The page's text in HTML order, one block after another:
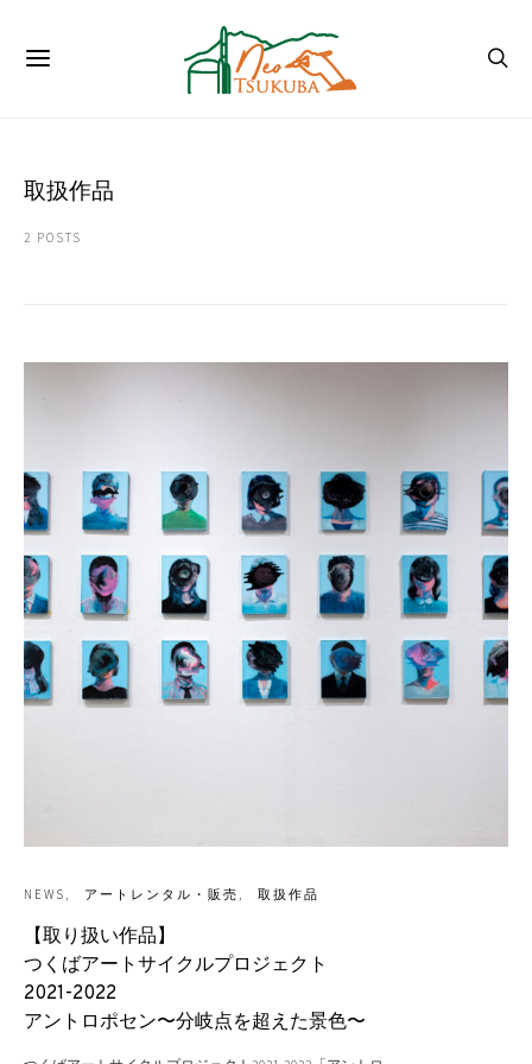
取扱作品
2 POSTS
NEWS アートレンタル・販売 取扱作品
【取り扱い作品】
つくばアートサイクルプロジェクト
2021-2022
アントロポセン〜分岐点を超えた景色〜